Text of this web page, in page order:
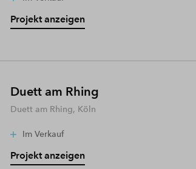
Projekt anzeigen
Duett am Rhing
Duett am Rhing, Köln
Im Verkauf
Projekt anzeigen